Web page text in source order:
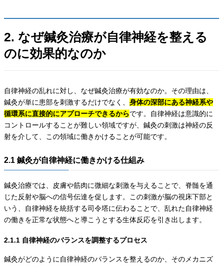
2. なぜ鍼灸治療が自律神経を整える
のに効果的なのか
自律神経の乱れに対し、なぜ鍼灸治療が有効なのか。その理由は、
鍼灸が単に患部を刺激するだけでなく、 身体の深部にある神経系や
循環系に直接的にアプローチできるからです。自律神経は意識的に
コントロールすることが難しい領域ですが、鍼灸の刺激は神経の反
射を介して、この領域に働きかけることが可能です。
2.1 鍼灸が自律神経に働きかける仕組み
鍼灸治療では、皮膚や筋肉に微細な刺激を与えることで、脊髄を通
じた反射や脳への信号伝達を促します。この刺激が脳の視床下部と
いう、自律神経を統括する司令塔に伝わることで、乱れた自律神経
の働きを正常な状態へと導こうとする生体反応を引き出します。
2.1.1 自律神経のバランスを調整するプロセス
鍼灸がどのように自律神経のバランスを整えるのか、そのメカニズ